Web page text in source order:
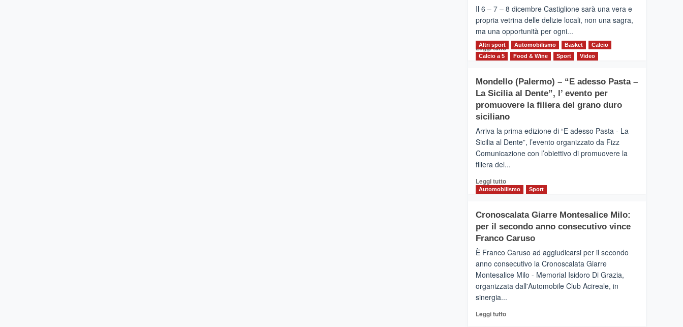
alla
scoperta
del
territorio,
tra
sport
messaggi
di
Il 6 – 7 – 8 dicembre Castiglione sarà una vera e
propria vetrina delle delizie locali, non una sagra,
ma una opportunità per ogni...
Leggi tuttoLeggi
CASTIGLIONE
DI
SICILIA
(Ct)
Il
Borgo
del
tour
tra
vicoli
medievali
Altri sport Automobilismo Basket
Calcio
Calcio a 5
Food & Wine Sport Video
Mondello (Palermo) – “E adesso Pasta –
La Sicilia al Dente”, l’ evento per
promuovere la filiera del grano duro
siciliano
Arriva la prima edizione di “E adesso Pasta - La
Sicilia al Dente”, l’evento organizzato da Fizz
Comunicazione con l’obiettivo di promuovere la
filiera del...
Leggi tuttoLeggi
di
Mondello
(Palermo)
–
adesso
Pasta
–
La
Dente”,
Automobilismo Sport
Cronoscalata Giarre Montesalice Milo:
per il secondo anno consecutivo vince
Franco Caruso
È Franco Caruso ad aggiudicarsi per il secondo
anno consecutivo la Cronoscalata Giarre
Montesalice Milo - Memorial Isidoro Di Grazia,
organizzata dall'Automobile Club Acireale, in
sinergia...
Leggi tuttoLeggi